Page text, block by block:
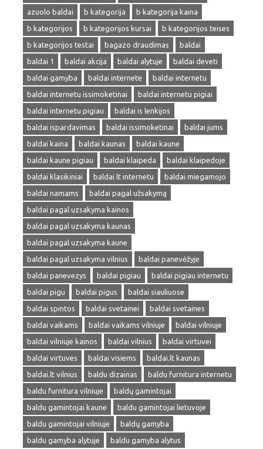
azuolo baldai
b kategorija
b kategorija kaina
b kategorijos
b kategorijos kursai
b kategorijos teises
b kategorijos testai
bagazo draudimas
baldai
baldai 1
baldai akcija baldai alytuje
baldai deveti
baldai gamyba
baldai internete
baldai internetu
baldai internetu issimoketinai
baldai internetu pigiai
baldai internetu pigiau
baldai is lenkijos
baldai ispardavimas
baldai issimoketinai
baldai jums
baldai kaina
baldai kaunas
baldai kaune
baldai kaune pigiau
baldai klaipeda
baldai klaipedoje
baldai klasikiniai
baldai lt internetu
baldai miegamojo
baldai namams
baldai pagal užsakymą
baldai pagal uzsakyma kainos
baldai pagal uzsakyma kaunas
baldai pagal uzsakyma kaune
baldai pagal uzsakyma vilnius
baldai panevėžyje
baldai panevezys
baldai pigiau
baldai pigiau internetu
baldai pigu
baldai pigus
baldai siauliuose
baldai spintos
baldai svetainei
baldai svetaines
baldai vaikams
baldai vaikams vilniuje
baldai vilniuje
baldai vilniuje kainos
baldai vilnius
baldai virtuvei
baldai virtuves
baldai visiems
baldai.lt kaunas
baldai.lt vilnius
baldu dizainas
baldu furnitura internetu
baldu furnitura vilniuje
baldų gamintojai
baldu gamintojai kaune
baldu gamintojai lietuvoje
baldu gamintojai vilniuje
baldų gamyba
baldu gamyba alytuje
baldu gamyba alytus